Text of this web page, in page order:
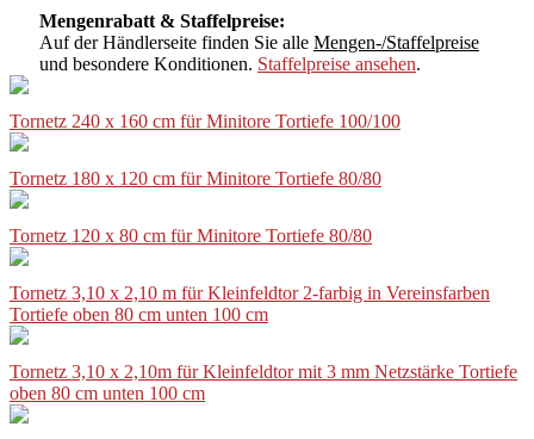
Mengenrabatt & Staffelpreise:
Auf der Händlerseite finden Sie alle Mengen-/Staffelpreise
und besondere Konditionen. Staffelpreise ansehen.
Tornetz 240 x 160 cm für Minitore Tortiefe 100/100
Tornetz 180 x 120 cm für Minitore Tortiefe 80/80
Tornetz 120 x 80 cm für Minitore Tortiefe 80/80
Tornetz 3,10 x 2,10 m für Kleinfeldtor 2-farbig in Vereinsfarben
Tortiefe oben 80 cm unten 100 cm
Tornetz 3,10 x 2,10m für Kleinfeldtor mit 3 mm Netzstärke Tortiefe
oben 80 cm unten 100 cm